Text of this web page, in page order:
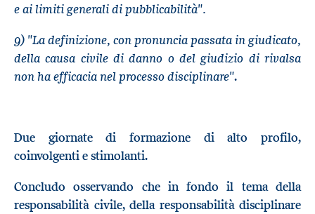
e ai limiti generali di pubblicabilità".
9) "La definizione, con pronuncia passata in giudicato,
della causa civile di danno o del giudizio di rivalsa
non ha efficacia nel processo disciplinare".
Due giornate di formazione di alto profilo,
coinvolgenti e stimolanti.
Concludo osservando che in fondo il tema della
responsabilità civile, della responsabilità disciplinare